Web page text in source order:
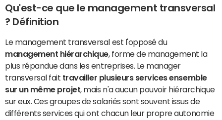
Qu'est-ce que le management transversal
? Définition
Le management transversal est l'opposé du
management hiérarchique, forme de management la
plus répandue dans les entreprises. Le manager
transversal fait travailler plusieurs services ensemble
sur un même projet, mais n'a aucun pouvoir hiérarchique
sur eux. Ces groupes de salariés sont souvent issus de
différents services qui ont chacun leur propre autonomie